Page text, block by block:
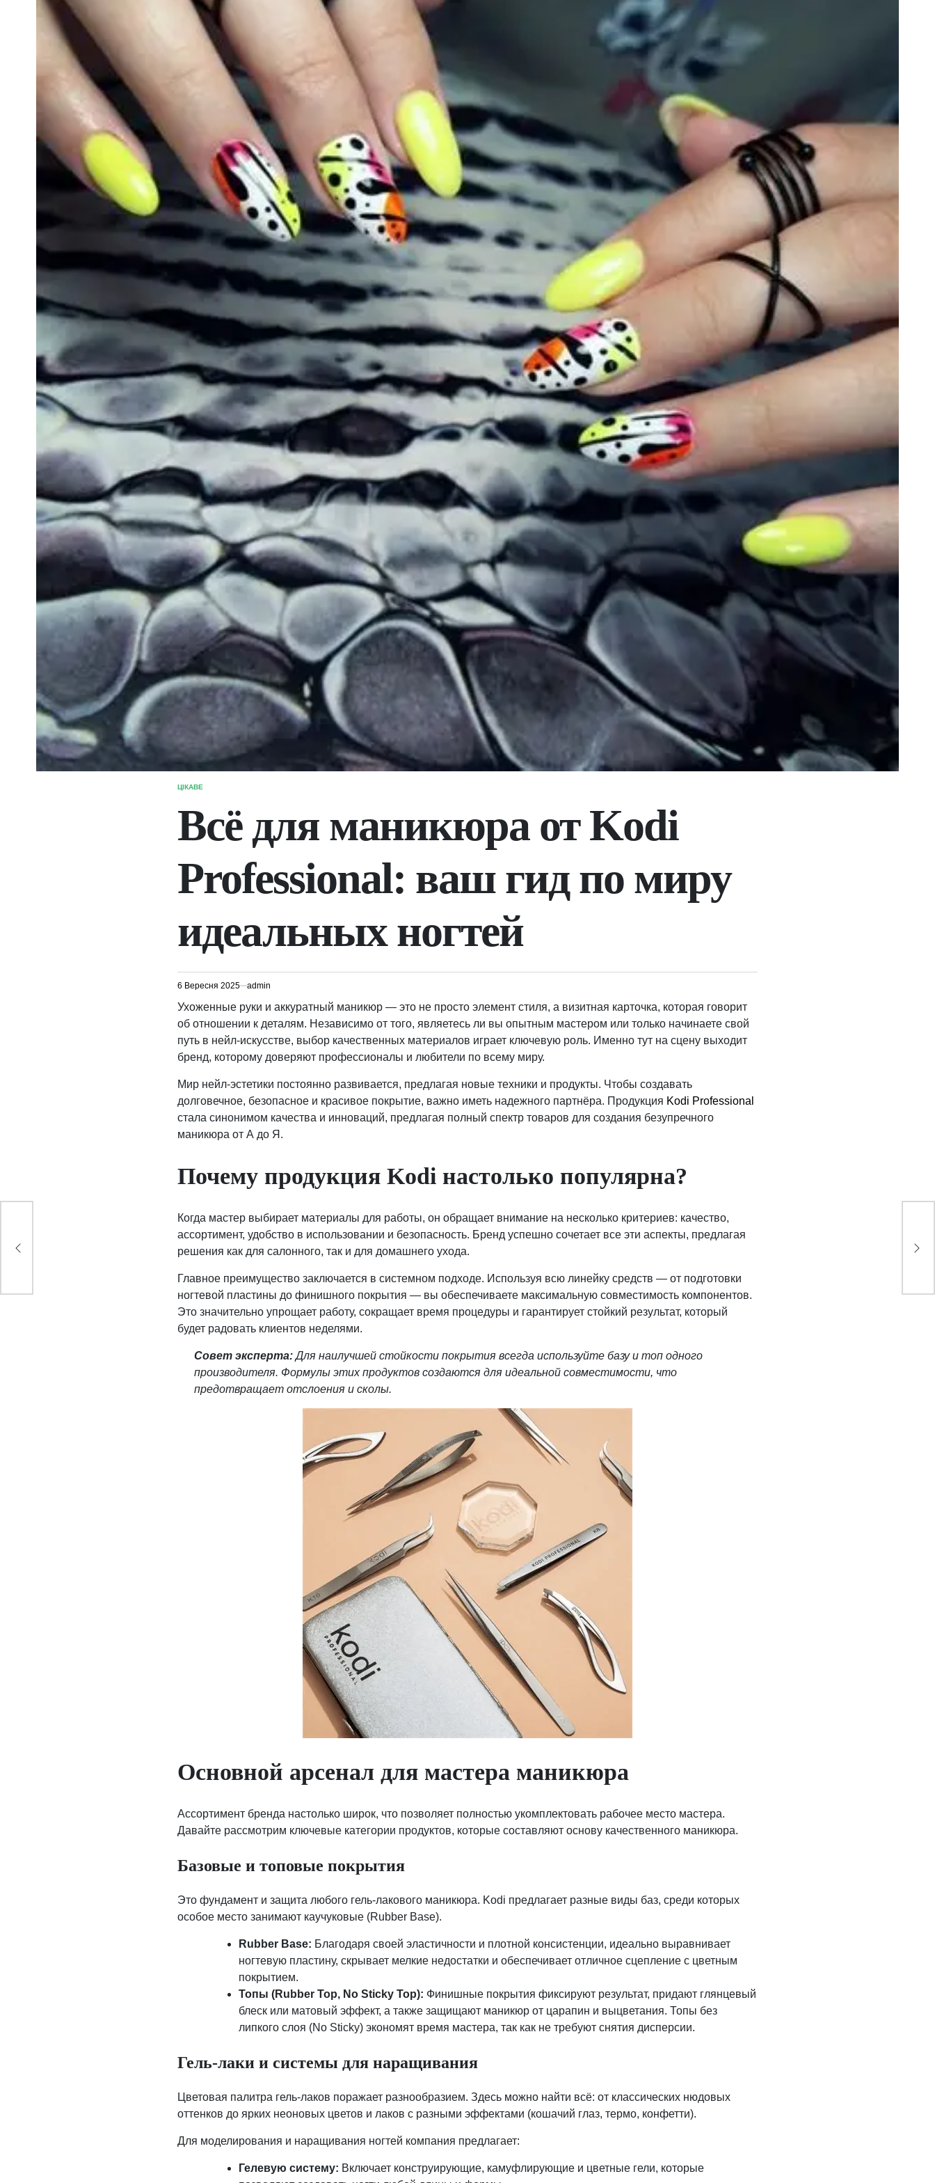
ОПУБЛІКУВАТИ
ЦІКАВЕ
Всё для маникюра от Kodi
Professional: ваш гид по миру
идеальных ногтей
6 Вересня 2025 admin
Ухоженные руки и аккуратный маникюр — это не просто элемент стиля, а визитная карточка, которая говорит
об отношении к деталям. Независимо от того, являетесь ли вы опытным мастером или только начинаете свой
путь в нейл-искусстве, выбор качественных материалов играет ключевую роль. Именно тут на сцену выходит
бренд, которому доверяют профессионалы и любители по всему миру.
Мир нейл-эстетики постоянно развивается, предлагая новые техники и продукты. Чтобы создавать
долговечное, безопасное и красивое покрытие, важно иметь надежного партнёра. Продукция Kodi Professional
стала синонимом качества и инноваций, предлагая полный спектр товаров для создания безупречного
маникюра от А до Я.
Почему продукция Kodi настолько популярна?
Когда мастер выбирает материалы для работы, он обращает внимание на несколько критериев: качество,
ассортимент, удобство в использовании и безопасность. Бренд успешно сочетает все эти аспекты, предлагая
решения как для салонного, так и для домашнего ухода.
Главное преимущество заключается в системном подходе. Используя всю линейку средств — от подготовки
ногтевой пластины до финишного покрытия — вы обеспечиваете максимальную совместимость компонентов.
Это значительно упрощает работу, сокращает время процедуры и гарантирует стойкий результат, который
будет радовать клиентов неделями.
Совет эксперта:Для наилучшей стойкости покрытия всегда используйте базу и топ одного
производителя. Формулы этих продуктов создаются для идеальной совместимости, что
предотвращает отслоения и сколы.
Основной арсенал для мастера маникюра
Ассортимент бренда настолько широк, что позволяет полностью укомплектовать рабочее место мастера.
Давайте рассмотрим ключевые категории продуктов, которые составляют основу качественного маникюра.
Базовые и топовые покрытия
Это фундамент и защита любого гель-лакового маникюра. Kodi предлагает разные виды баз, среди которых
особое место занимают каучуковые (Rubber Base).
Rubber Base: Благодаря своей эластичности и плотной консистенции, идеально выравнивает
ногтевую пластину, скрывает мелкие недостатки и обеспечивает отличное сцепление с цветным
покрытием.
Топы (Rubber Top, No Sticky Top): Финишные покрытия фиксируют результат, придают глянцевый
блеск или матовый эффект, а также защищают маникюр от царапин и выцветания. Топы без
липкого слоя (No Sticky) экономят время мастера, так как не требуют снятия дисперсии.
Гель-лаки и системы для наращивания
Цветовая палитра гель-лаков поражает разнообразием. Здесь можно найти всё: от классических нюдовых
оттенков до ярких неоновых цветов и лаков с разными эффектами (кошачий глаз, термо, конфетти).
Для моделирования и наращивания ногтей компания предлагает:
Гелевую систему: Включает конструирующие, камуфлирующие и цветные гели, которые